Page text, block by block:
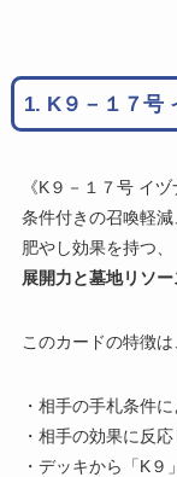
1. K９－１７号
《K９－１７号 イヅ
条件付きの召喚軽
肥やし効果を持つ、
展開力と墓地リソ
このカードの特徴は
・相手の手札条件
・相手の効果に反
・デッキから「K９